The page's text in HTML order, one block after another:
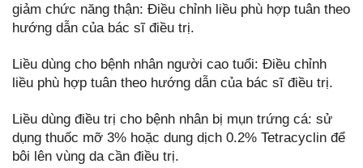
giảm chức năng thận: Điều chỉnh liều phù hợp tuân theo
hướng dẫn của bác sĩ điều trị.
Liều dùng cho bệnh nhân người cao tuổi: Điều chỉnh
liều phù hợp tuân theo hướng dẫn của bác sĩ điều trị.
Liều dùng điều trị cho bệnh nhân bị mụn trứng cá: sử
dụng thuốc mỡ 3% hoặc dung dịch 0.2% Tetracyclin để
bôi lên vùng da cần điều trị.